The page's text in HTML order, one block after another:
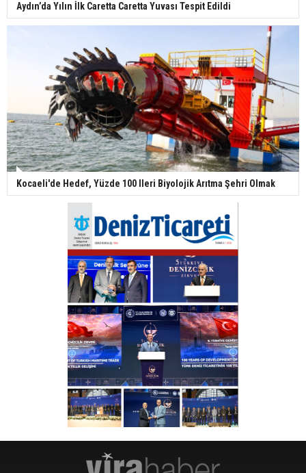
Aydın’da Yılın İlk Caretta Caretta Yuvası Tespit Edildi
Kocaeli'de Hedef, Yüzde 100 Ileri Biyolojik Arıtma Şehri Olmak